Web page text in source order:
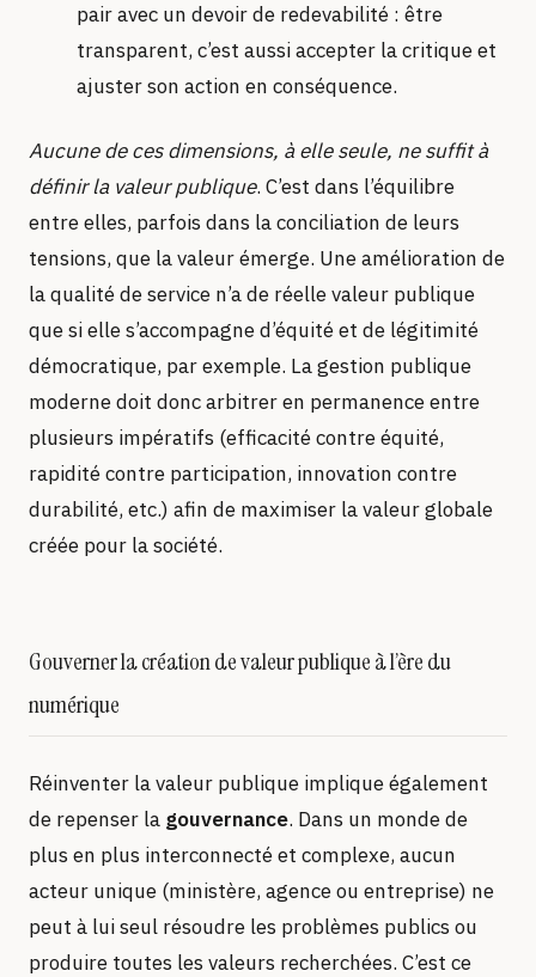
pair avec un devoir de redevabilité : être
transparent, c’est aussi accepter la critique et
ajuster son action en conséquence.
Aucune de ces dimensions, à elle seule, ne suffit à
définir la valeur publique. C’est dans l’équilibre
entre elles, parfois dans la conciliation de leurs
tensions, que la valeur émerge. Une amélioration de
la qualité de service n’a de réelle valeur publique
que si elle s’accompagne d’équité et de légitimité
démocratique, par exemple. La gestion publique
moderne doit donc arbitrer en permanence entre
plusieurs impératifs (efficacité contre équité,
rapidité contre participation, innovation contre
durabilité, etc.) afin de maximiser la valeur globale
créée pour la société.
Gouverner la création de valeur publique à l’ère du
numérique
Réinventer la valeur publique implique également
de repenser la gouvernance. Dans un monde de
plus en plus interconnecté et complexe, aucun
acteur unique (ministère, agence ou entreprise) ne
peut à lui seul résoudre les problèmes publics ou
produire toutes les valeurs recherchées. C’est ce